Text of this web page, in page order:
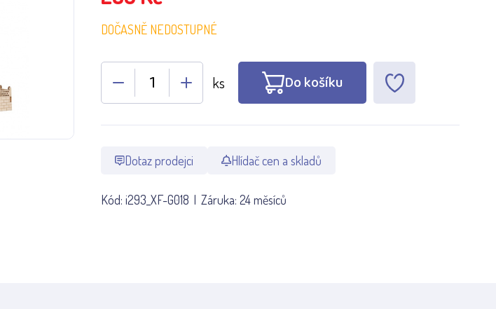
DOČASNĚ NEDOSTUPNÉ
ks Do košíku
Dotaz prodejci Hlídač cen a skladů
Kód: i293_XF-G018 Záruka: 24 měsíců